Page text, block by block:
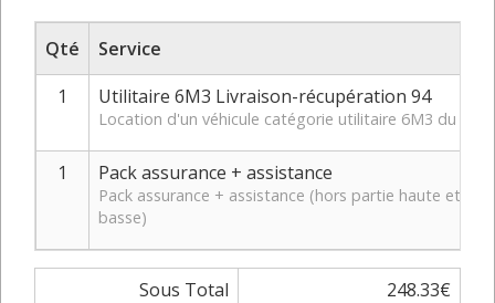
Qté
Service
1
Utilitaire 6M3 Livraison-récupération 94
Location d'un véhicule catégorie utilitaire 6M3 du 07/
1 Pack assurance + assistance
Pack assurance + assistance (hors partie haute et
basse)
Sous Total
248.33€